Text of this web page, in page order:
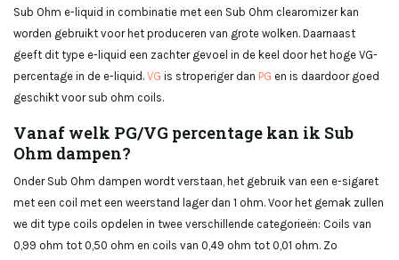
Sub Ohm e-liquid in combinatie met een Sub Ohm clearomizer kan
worden gebruikt voor het produceren van grote wolken. Daarnaast
geeft dit type e-liquid een zachter gevoel in de keel door het hoge VG-
percentage in de e-liquid. VG is stroperiger dan PG en is daardoor goed
geschikt voor sub ohm coils.
Vanaf welk PG/VG percentage kan ik Sub
Ohm dampen?
Onder Sub Ohm dampen wordt verstaan, het gebruik van een e-sigaret
met een coil met een weerstand lager dan 1 ohm. Voor het gemak zullen
we dit type coils opdelen in twee verschillende categorieën: Coils van
0,99 ohm tot 0,50 ohm en coils van 0,49 ohm tot 0,01 ohm. Zo